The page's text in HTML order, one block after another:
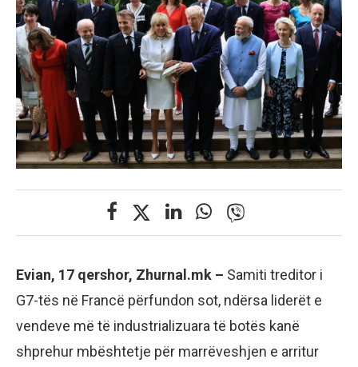
Evian, 17 qershor, Zhurnal.mk – Samiti treditor i
G7-tës në Francë përfundon sot, ndërsa liderët e
vendeve më të industrializuara të botës kanë
shprehur mbështetje për marrëveshjen e arritur